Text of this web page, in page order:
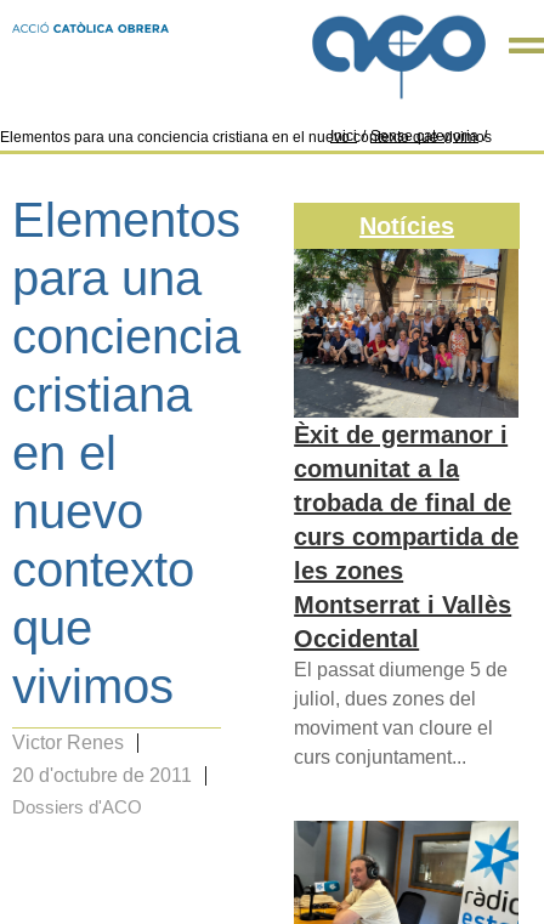
Inici / Sense categoria /
Elementos para una conciencia cristiana en el nuevo contexto que vivimos
Elementos
para una
conciencia
cristiana
en el
nuevo
contexto
que
vivimos
Victor Renes
20 d'octubre de 2011
Dossiers d'ACO
Notícies
Èxit de germanor i
comunitat a la
trobada de final de
curs compartida de
les zones
Montserrat i Vallès
Occidental
El passat diumenge 5 de
juliol, dues zones del
moviment van cloure el
curs conjuntament...